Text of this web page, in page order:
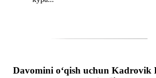
Davomini oʻqish uchun Kadrovik